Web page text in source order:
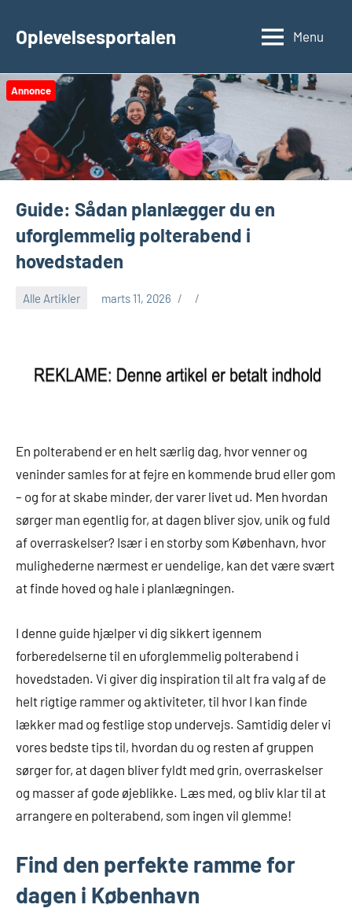
Oplevelsesportalen Menu
Annonce
Guide: Sådan planlægger du en
uforglemmelig polterabend i
hovedstaden
Alle Artikler marts 11, 2026
En polterabend er en helt særlig dag, hvor venner og
veninder samles for at fejre en kommende brud eller gom
– og for at skabe minder, der varer livet ud. Men hvordan
sørger man egentlig for, at dagen bliver sjov, unik og fuld
af overraskelser? Især i en storby som København, hvor
mulighederne nærmest er uendelige, kan det være svært
at finde hoved og hale i planlægningen.
I denne guide hjælper vi dig sikkert igennem
forberedelserne til en uforglemmelig polterabend i
hovedstaden. Vi giver dig inspiration til alt fra valg af de
helt rigtige rammer og aktiviteter, til hvor I kan finde
lækker mad og festlige stop undervejs. Samtidig deler vi
vores bedste tips til, hvordan du og resten af gruppen
sørger for, at dagen bliver fyldt med grin, overraskelser
og masser af gode øjeblikke. Læs med, og bliv klar til at
arrangere en polterabend, som ingen vil glemme!
Find den perfekte ramme for
dagen i København